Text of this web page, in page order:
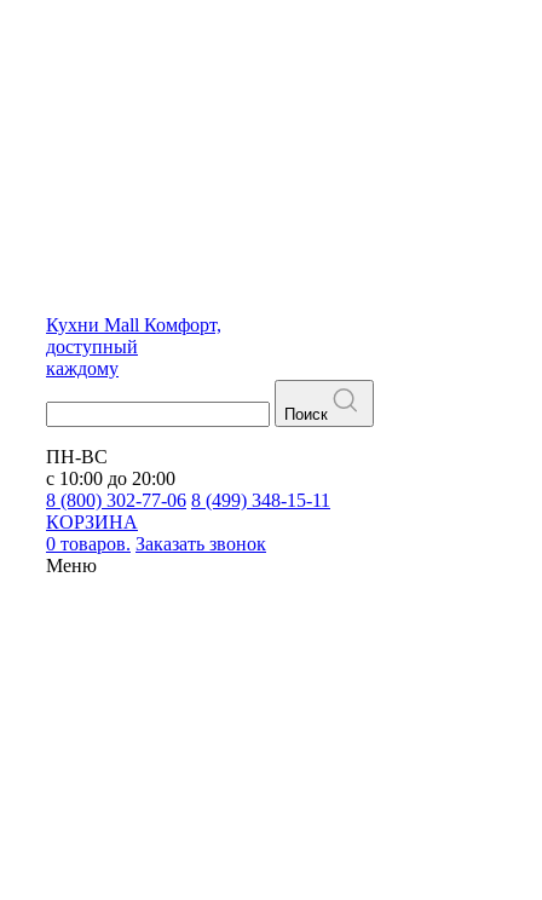
Кухни Mall Комфорт,
доступный
каждому
Поиск
ПН-ВС
с 10:00 до 20:00
8 (800) 302-77-06 8 (499) 348-15-11
КОРЗИНА
0 товаров. Заказать звонок
Меню